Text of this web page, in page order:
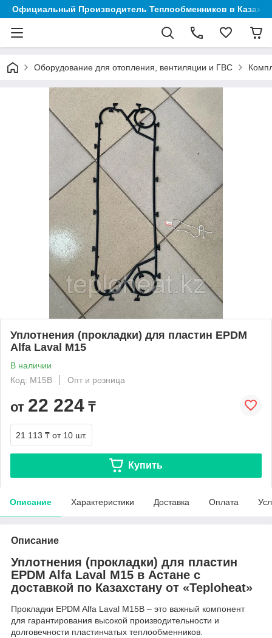
Официальный Производитель Теплообменников в
Оборудование для отопления, вентиляции и ГВС
Уплотнения (прокладки) для пластин EPDM
Alfa Laval M15
В наличии
Код: М15В
Опт и розница
от 22 224 ₸
21 113 ₸ от 10 шт.
Купить
Описание Характеристики Доставка Оплата
Описание
Уплотнения (прокладки) для пластин
EPDM Alfa Laval М15 в Астане с
доставкой по Казахстану от «Teploheat»
Прокладки EPDM Alfa Laval М15В – это важный компонент
для гарантирования высокой производительности и
долговечности пластинчатых теплообменников.